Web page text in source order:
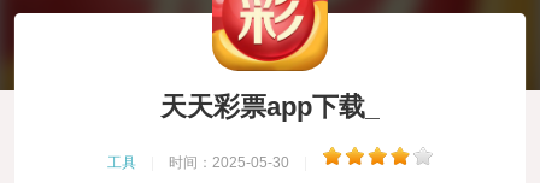
天天彩票app下载_
工具 时间：2025-05-30